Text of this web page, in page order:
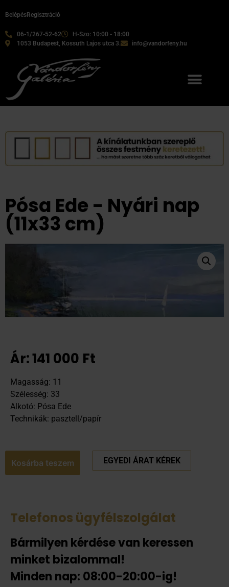
06-1/267-52-62
H-Szo: 10:00 - 18:00
1053 Budapest, Kossuth Lajos utca 3.
info@vandorfeny.hu
BelépésRegisztráció
Pósa Ede - Nyári nap
(11x33 cm)
Ár:141 000 Ft
Magasság: 11
Szélesség: 33
Alkotó: Pósa Ede
Technikák: pasztell/papír
Kosárba teszem EGYEDI ÁRAT KÉREK
Telefonos ügyfélszolgálat
Bármilyen kérdése van keressen
minket bizalommal!
Minden nap: 08:00-20:00-ig!